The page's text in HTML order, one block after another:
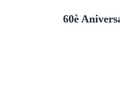
60è